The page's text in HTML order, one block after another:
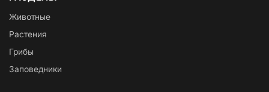
Животные
Растения
Грибы
Заповедники